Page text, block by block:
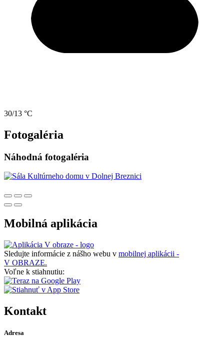
30/13 °C
Fotogaléria
Náhodná fotogaléria
Mobilná aplikácia
Sledujte informácie z nášho webu v mobilnej aplikácii -
V OBRAZE.
Voľne k stiahnutiu:
Kontakt
Adresa